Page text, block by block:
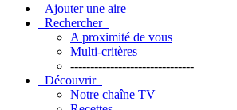
Ajouter une aire
Rechercher
A proximité de vous
Multi-critères
-------------------------------
Découvrir
Notre chaîne TV